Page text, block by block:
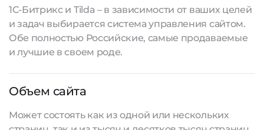
1С-Битрикс и Tilda – в зависимости от ваших целей
и задач выбирается система управления сайтом.
Обе полностью Российские, самые продаваемые
и лучшие в своем роде.
Объем сайта
Может состоять как из одной или нескольких